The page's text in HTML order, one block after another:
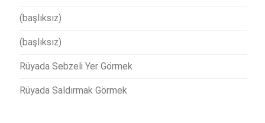
(başlıksız)
(başlıksız)
Rüyada Sebzeli Yer Görmek
Rüyada Saldırmak Görmek